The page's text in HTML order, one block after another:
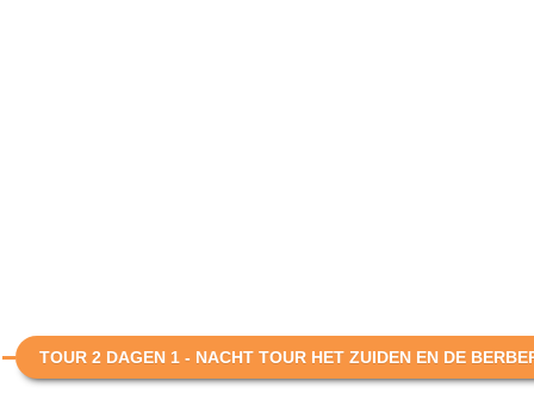
TOUR 2 DAGEN 1 - NACHT TOUR HET ZUIDEN EN DE